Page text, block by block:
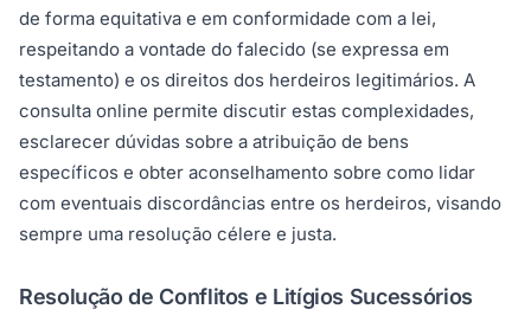
de forma equitativa e em conformidade com a lei,
respeitando a vontade do falecido (se expressa em
testamento) e os direitos dos herdeiros legitimários. A
consulta online permite discutir estas complexidades,
esclarecer dúvidas sobre a atribuição de bens
específicos e obter aconselhamento sobre como lidar
com eventuais discordâncias entre os herdeiros, visando
sempre uma resolução célere e justa.
Resolução de Conflitos e Litígios Sucessórios